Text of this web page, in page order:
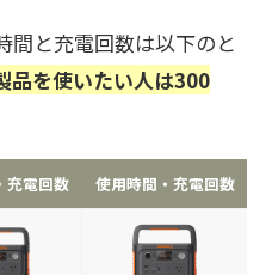
間と充電回数は以下のと
品を使いたい人は300
充電回数 使用時間・充電回数